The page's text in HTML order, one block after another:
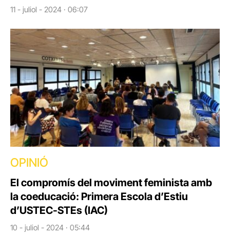
11 - juliol - 2024 · 06:07
OPINIÓ
El compromís del moviment feminista amb
la coeducació: Primera Escola d’Estiu
d’USTEC-STEs (IAC)
10 - juliol - 2024 · 05:44